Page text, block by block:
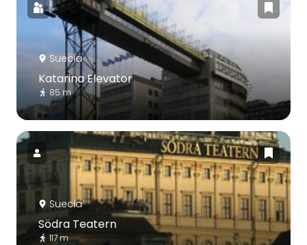
Suecia
Katarina Elevator
85 m
Suecia
Södra Teatern
117 m